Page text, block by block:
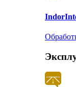
Indor